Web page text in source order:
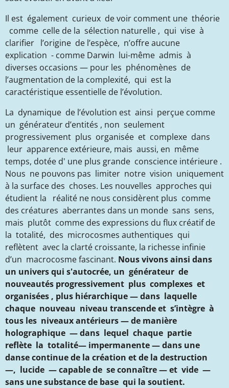
Il est également curieux de voir comment une théorie
comme celle de la sélection naturelle , qui vise à
clarifier l’origine de l’espèce, n’offre aucune
explication - comme Darwin lui-même admis à
diverses occasions — pour les phénomènes de
l’augmentation de la complexité, qui est la
caractéristique essentielle de l’évolution.
La dynamique de l’évolution est ainsi perçue comme
un générateur d’entités , non seulement
progressivement plus organisée et complexe dans
leur apparence extérieure, mais aussi, en même
temps, dotée d' une plus grande conscience intérieure .
Nous ne pouvons pas limiter notre vision uniquement
à la surface des choses. Les nouvelles approches qui
étudient la réalité ne nous considèrent plus comme
des créatures aberrantes dans un monde sans sens,
mais plutôt comme des expressions du flux créatif de
la totalité, des microcosmes authentiques qui
reflètent avec la clarté croissante, la richesse infinie
d’un macrocosme fascinant. Nous vivons ainsi dans
un univers qui s'autocrée, un générateur de
nouveautés progressivement plus complexes et
organisées , plus hiérarchique — dans laquelle
chaque nouveau niveau transcende et s’intègre à
tous les niveaux antérieurs — de manière
holographique — dans lequel chaque partie
reflète la totalité— impermanente — dans une
danse continue de la création et de la destruction
—, lucide — capable de se connaître — et vide —
sans une substance de base qui la soutient.